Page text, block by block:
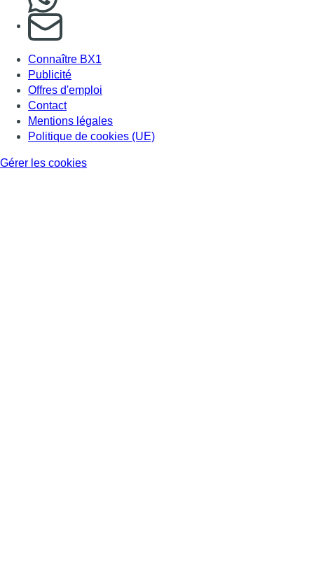
S'abonner à notre newsletter
Connaître BX1
Publicité
Offres d'emploi
Contact
Mentions légales
Politique de cookies (UE)
Gérer les cookies